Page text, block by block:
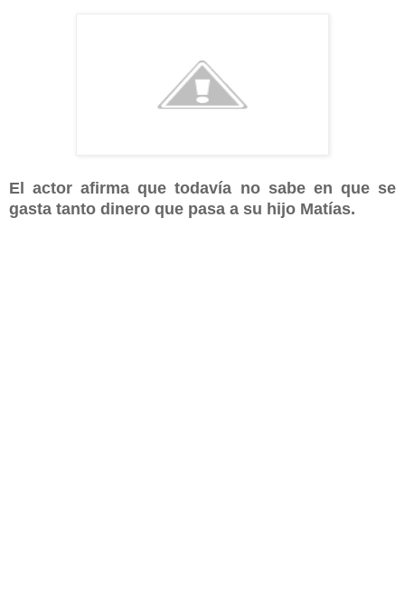
El actor afirma que todavía no sabe en que se
gasta tanto dinero que pasa a su hijo Matías.